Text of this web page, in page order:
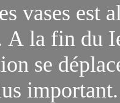
vases est
A la fin du
se